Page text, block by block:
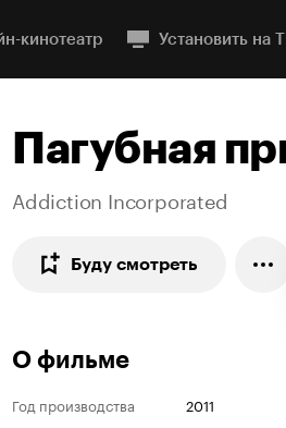
кинотеатр Установить на
Пагубная
Addiction Incorporated
Буду смотреть
О фильме
Год производства
2011